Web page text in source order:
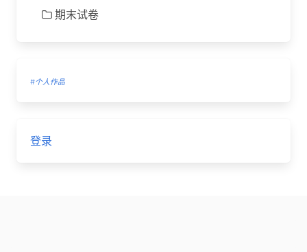
期末试卷
#个人作品
登录